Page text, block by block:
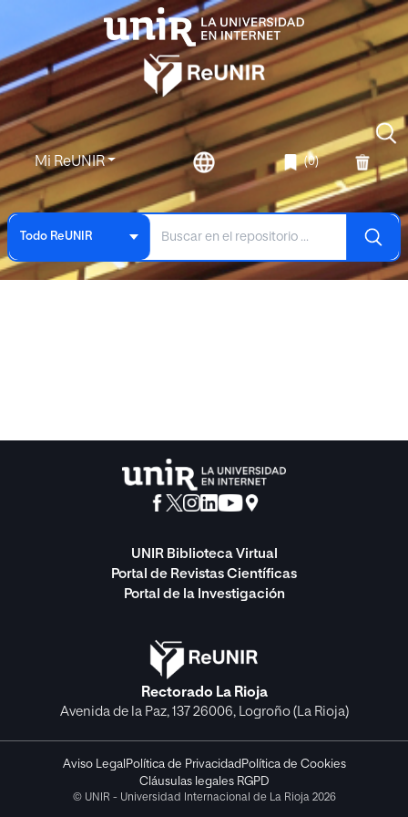
Mi ReUNIR (0)
Todo ReUNIR
UNIR Biblioteca Virtual
Portal de Revistas Científicas
Portal de la Investigación
Rectorado La Rioja
Avenida de la Paz, 137 26006, Logroño (La Rioja)
Aviso Legal Política de Privacidad Política de Cookies
Cláusulas legales RGPD
© UNIR - Universidad Internacional de La Rioja 2026